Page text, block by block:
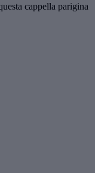
cappella parigina